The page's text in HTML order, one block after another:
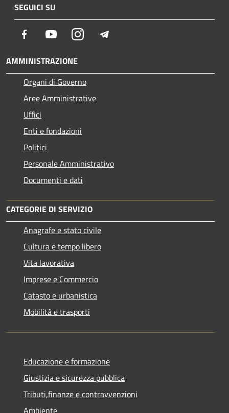
SEGUICI SU
Facebook YoutubeInstagram
AMMINISTRAZIONE
Organi di Governo
Aree Amministrative
Uffici
Enti e fondazioni
Politici
Personale Amministrativo
Documenti e dati
CATEGORIE DI SERVIZIO
Anagrafe e stato civile
Cultura e tempo libero
Vita lavorativa
Imprese e Commercio
Catasto e urbanistica
Mobilità e trasporti
Educazione e formazione
Giustizia e sicurezza pubblica
Tributi,finanze e contravvenzioni
Ambiente